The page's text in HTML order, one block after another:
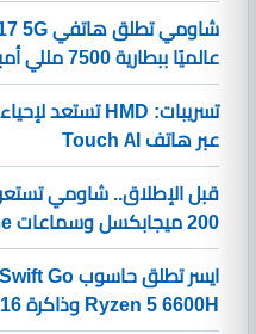
عالميًا ببطارية 7500 مللي أمبير
عبر هاتف Touch AI
قبل الإطلاق.. شاومي
200 ميجابكسل وسماعات Bose
Ryzen 5 6600H وذاكرة 16 جيجابايت